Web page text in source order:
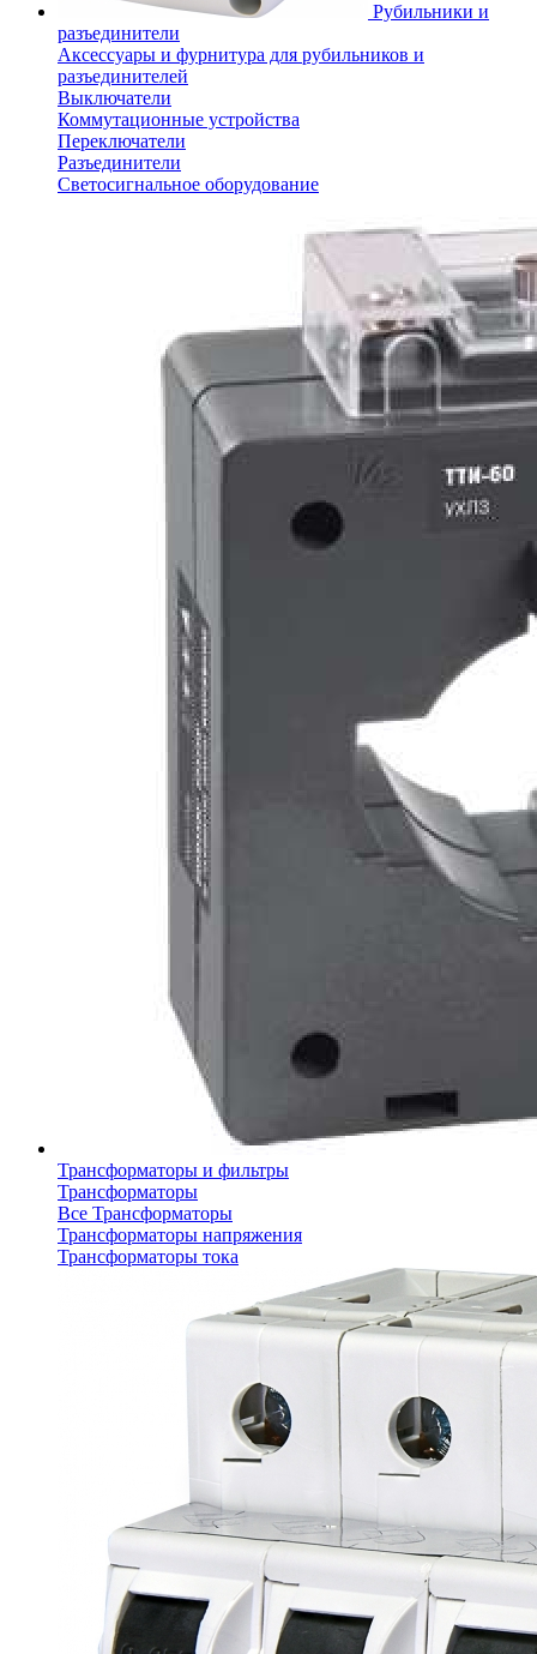
Рубильники и
разъединители
Аксессуары и фурнитура для рубильников и
разъединителей
Выключатели
Коммутационные устройства
Переключатели
Разъединители
Светосигнальное оборудование
Трансформаторы и фильтры
Трансформаторы
Все Трансформаторы
Трансформаторы напряжения
Трансформаторы тока